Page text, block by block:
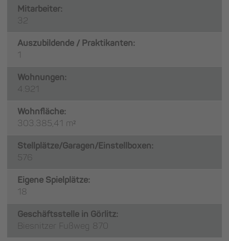
Mitarbeiter:
32
Auszubildende / Praktikanten:
1
Wohnungen:
4.921
Wohnfläche:
303.385,41 m²
Stellplätze/Garagen/Einstellboxen:
576
Eigene Spielplätze:
18
Geschäftsstelle in Görlitz:
Biesnitzer Fußweg 870